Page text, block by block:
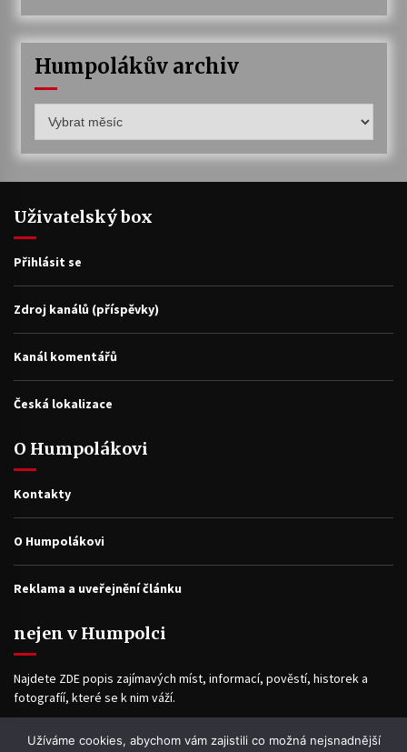
Humpolákův archiv
archiv
Uživatelský box
Přihlásit se
Zdroj kanálů (příspěvky)
Kanál komentářů
Česká lokalizace
O Humpolákovi
Kontakty
O Humpolákovi
Reklama a uveřejnění článku
nejen v Humpolci
Najdete ZDE popis zajímavých míst, informací, pověstí, historek a
fotografíí, které se k nim váží.
Užíváme cookies, abychom vám zajistili co možná nejsnadnější